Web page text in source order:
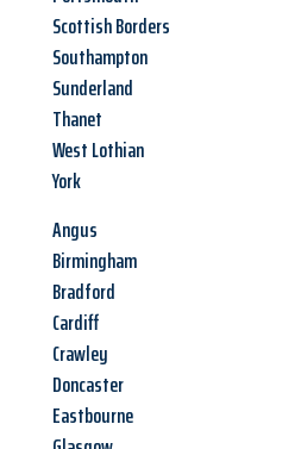
Scottish Borders
Southampton
Sunderland
Thanet
West Lothian
York
Angus
Birmingham
Bradford
Cardiff
Crawley
Doncaster
Eastbourne